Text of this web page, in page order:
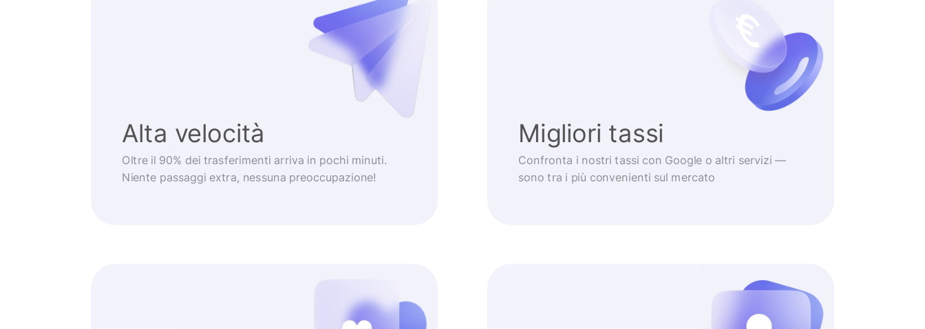
Alta velocità
Oltre il 90% dei trasferimenti arriva in pochi minuti.
Niente passaggi extra, nessuna preoccupazione!
Migliori tassi
Confronta i nostri tassi con Google o altri servizi —
sono tra i più convenienti sul mercato